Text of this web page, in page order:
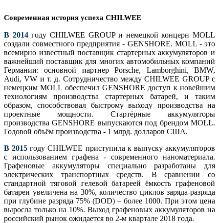
Современная история успеха CHILWEE
В 2014 году CHILWEE GROUP и немецкой концерн MOLL
создали совместного предприятия - GENSHORE. MOLL - это
всемирно известный поставщик стартерных аккумуляторов и
важнейший поставщик для многих автомобильных компаний
Германии: основной партнер Porsche, Lamborghini, BMW,
Audi, VW и т. д. Сотрудничество между CHILWEE GROUP с
немецким MOLL обеспечил GENSHORE доступ к новейшим
технологиям производства стартерных батарей, и таким
образом, способствовал быстрому выходу производства на
проектные мощности. Стартёрные аккумуляторы
производства GENSHORE выпускаются под брендом MOLL.
Годовой объём производства - 1 млрд. долларов США.
В 2015 году CHILWEE приступила к выпуску аккумуляторов
с использованием графена - современного наноматериала.
Графеновые аккумуляторы специально разработаны для
электрических транспортных средств. В сравнении со
стандартной тяговой гелевой батареей ёмкость графеновой
батареи увеличена на 30%, количество циклов заряда-разряда
при глубине разряда 75% (DOD) – более 1000. При этом цeна
выросла только на 10%. Выход графеновых аккумуляторов на
российский рынок ожидается во 2-м квартале 2018 года.